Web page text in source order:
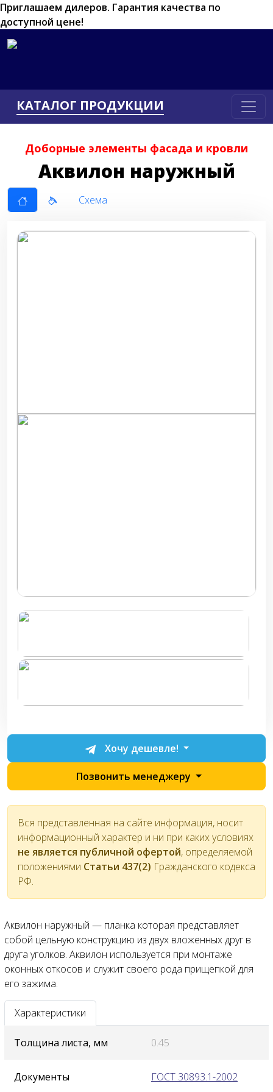
Приглашаем дилеров. Гарантия качества по
доступной цене!
КАТАЛОГ ПРОДУКЦИИ
Доборные элементы фасада и кровли
Аквилон наружный
Схема
Хочу дешевле!
Позвонить менеджеру
Вся представленная на сайте информация, носит
информационный характер и ни при каких условиях
не является публичной офертой, определяемой
положениями Статьи 437(2) Гражданского кодекса
РФ.
Аквилон наружный — планка которая представляет
собой цельную конструкцию из двух вложенных друг в
друга уголков. Аквилон используется при монтаже
оконных откосов и служит своего рода прищепкой для
его зажима.
Характеристики
Толщина листа, мм 0.45
Документы ГОСТ 30893.1-2002